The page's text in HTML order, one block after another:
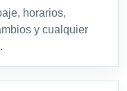
horarios,
y cualquier